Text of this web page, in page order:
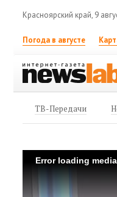
Красноярский край, 9
Погода в августе
ТВ-Передачи
Error loading